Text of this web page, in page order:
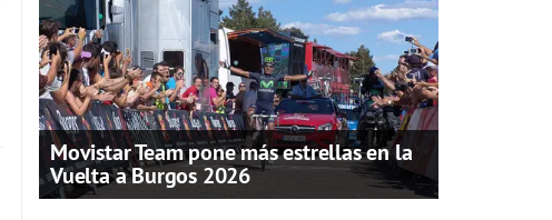
Movistar Team pone más estrellas en la
Vuelta a Burgos 2026